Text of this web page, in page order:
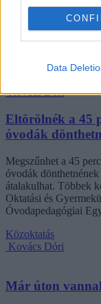
Data
„Szinte bárhol
tagozatos hallgató
számolt be
azonban korántsem
Kovács Dóri
Eltörölnék a 45
óvodák
Megszűnhet a 45
óvodák
átalakulhat. Többek
Oktatási és
Óvodapedagógiai
Közoktatás
Kovács Dóri
Már úton